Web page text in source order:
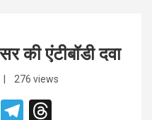
की एंटीबॉडी दवा
| 276 views
Pr T